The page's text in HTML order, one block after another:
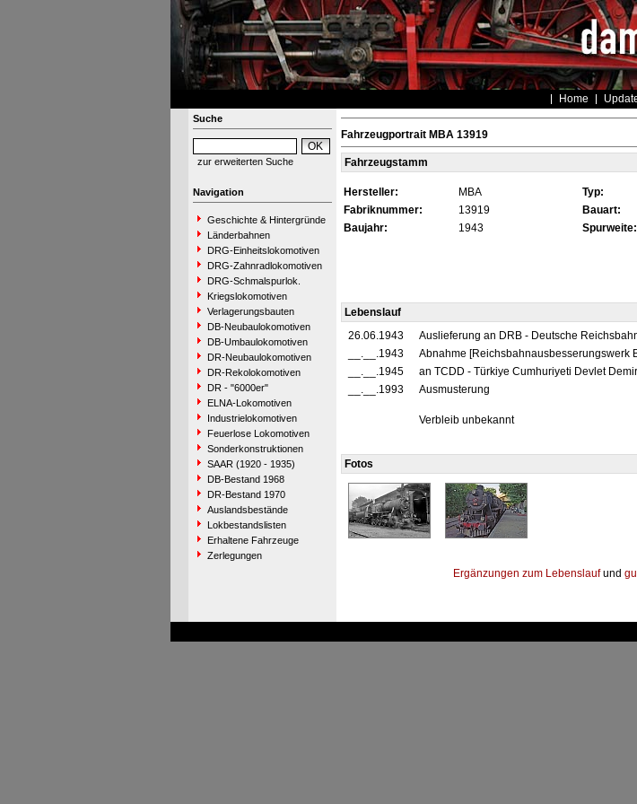
Home
Suche
zur erweiterten Suche
Navigation
Geschichte & Hintergründe
Länderbahnen
DRG-Einheitslokomotiven
DRG-Zahnradlokomotiven
DRG-Schmalspurlok.
Kriegslokomotiven
Verlagerungsbauten
DB-Neubaulokomotiven
DB-Umbaulokomotiven
DR-Neubaulokomotiven
DR-Rekolokomotiven
DR - "6000er"
ELNA-Lokomotiven
Industrielokomotiven
Feuerlose Lokomotiven
Sonderkonstruktionen
SAAR (1920 - 1935)
DB-Bestand 1968
DR-Bestand 1970
Auslandsbestände
Lokbestandslisten
Erhaltene Fahrzeuge
Zerlegungen
Fahrzeugportrait MBA 13919
Fahrzeugstamm
Hersteller: MBA Typ:
Fabriknummer:
13919 Bauart:
Baujahr:
1943 Spurweite:
Lebenslauf
26.06.1943
Auslieferung an DRB - Deutsche
__.__.1943
Abnahme [Reichsbahnausbesserungswerk
__.__.1945
an TCDD - Türkiye Cumhuriyeti Devlet
__.__.1993
Ausmusterung
Verbleib unbekannt
Fotos
Ergänzungen zum Lebenslaufund